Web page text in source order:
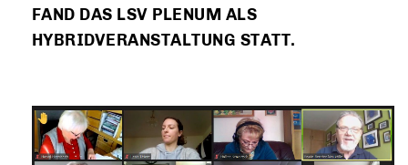
FAND DAS LSV PLENUM ALS
HYBRIDVERANSTALTUNG STATT.